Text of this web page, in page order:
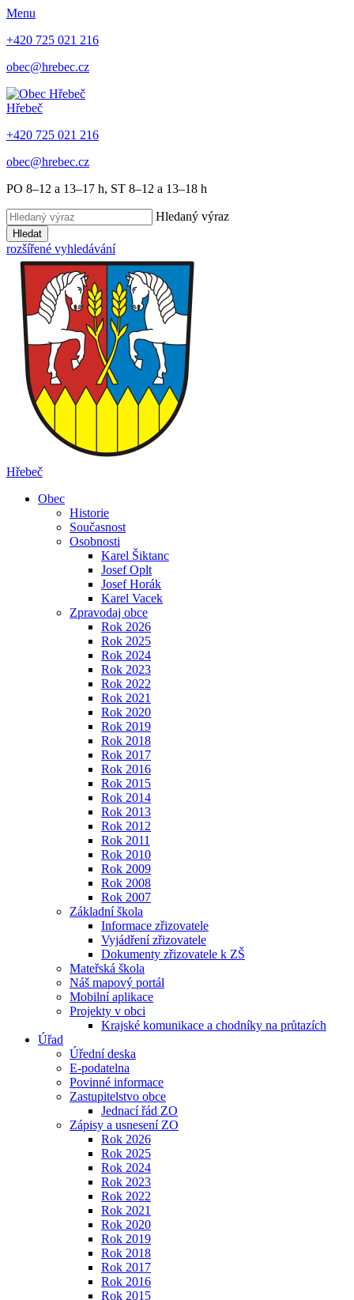
Menu
+420 725 021 216
obec@hrebec.cz
Hřebeč
+420 725 021 216
obec@hrebec.cz
PO 8–12 a 13–17 h, ST 8–12 a 13–18 h
Hledaný výraz
Hledat
rozšířené vyhledávání
Hřebeč
Obec
Historie
Současnost
Osobnosti
Karel Šiktanc
Josef Oplt
Josef Horák
Karel Vacek
Zpravodaj obce
Rok 2026
Rok 2025
Rok 2024
Rok 2023
Rok 2022
Rok 2021
Rok 2020
Rok 2019
Rok 2018
Rok 2017
Rok 2016
Rok 2015
Rok 2014
Rok 2013
Rok 2012
Rok 2011
Rok 2010
Rok 2009
Rok 2008
Rok 2007
Základní škola
Informace zřizovatele
Vyjádření zřizovatele
Dokumenty zřizovatele k ZŠ
Mateřská škola
Náš mapový portál
Mobilní aplikace
Projekty v obci
Krajské komunikace a chodníky na průtazích
Úřad
Úřední deska
E-podatelna
Povinné informace
Zastupitelstvo obce
Jednací řád ZO
Zápisy a usnesení ZO
Rok 2026
Rok 2025
Rok 2024
Rok 2023
Rok 2022
Rok 2021
Rok 2020
Rok 2019
Rok 2018
Rok 2017
Rok 2016
Rok 2015